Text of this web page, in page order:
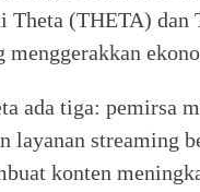
Theta (THETA) dan
menggerakkan
ada tiga: pemirsa
layanan streaming
konten